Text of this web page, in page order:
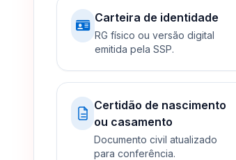
Carteira de identidade
RG físico ou versão digital
emitida pela SSP.
Certidão de nascimento
ou casamento
Documento civil atualizado
para conferência.